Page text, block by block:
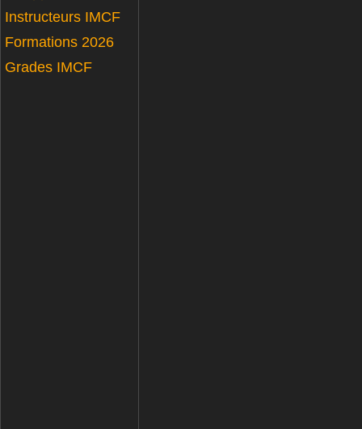
Instructeurs IMCF
Formations 2026
Grades IMCF